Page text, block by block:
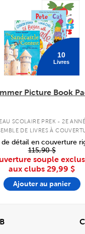
10
Livres
Picture Book
SCOLAIRE PREK - 2E
DE LIVRES À
de détail en couverture
115,90 $
souple
aux clubs 29,99 $
Ajouter au panier
Afficher